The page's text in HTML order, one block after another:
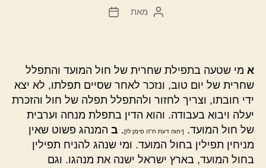
המחבר
מאת
תאריך
א מי שטעה בתפילת שחרית של חול המועד והתפלל
שחרית של יום טוב, ונזכר לאחר שסיים תפלתו, לא יצא
ידי חובתו, וצריך לחזור ולהתפלל תפלה של חול והזכרת
יעלה ויבוא בעבודה. והוא הדין בתפלת מנחה וערבית
של חול המועד.
[יחוה דעת ח"ה סימן לז]. ב המנהג פשוט שאין
מניחין תפילין בחול המועד. ומי שנהג להניח תפילין
בחול המועד, בארץ ישראל ישנה את מנהגו. וגם